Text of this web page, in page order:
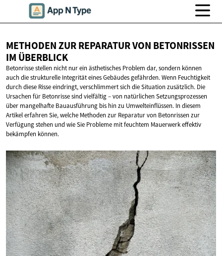
METHODEN ZUR REPARATUR VON BETONRISSEN
IM ÜBERBLICK
Betonrisse stellen nicht nur ein ästhetisches Problem dar, sondern können
auch die strukturelle Integrität eines Gebäudes gefährden. Wenn Feuchtigkeit
durch diese Risse eindringt, verschlimmert sich die Situation zusätzlich. Die
Ursachen für Betonrisse sind vielfältig – von natürlichen Setzungsprozessen
über mangelhafte Bauausführung bis hin zu Umwelteinflüssen. In diesem
Artikel erfahren Sie, welche Methoden zur Reparatur von Betonrissen zur
Verfügung stehen und wie Sie Probleme mit feuchtem Mauerwerk effektiv
bekämpfen können.